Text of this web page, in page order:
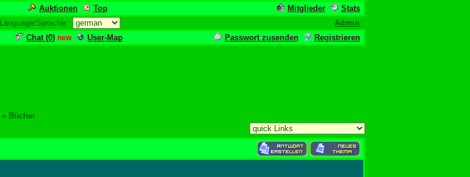
Auktionen Top Mitglieder
Stats
Language/Sprache:
Admin
Chat (0) new User-Map Passwort zusenden Registrieren
» Bücher